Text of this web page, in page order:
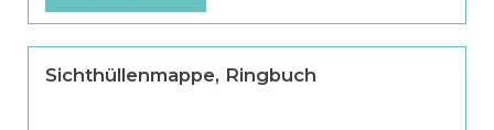
Sichthüllenmappe, Ringbuch